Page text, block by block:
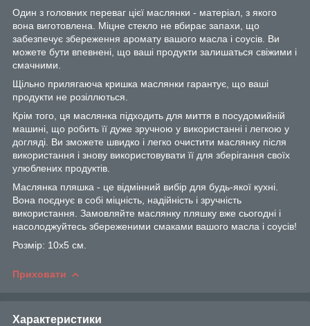
Один з головних переваг цієї маслянки - матеріал, з якого
вона виготовлена. Міцне стекло не вбирає запахи, що
забезпечує збереження аромату вашого масла і соусів. Ви
можете бути впевнені, що ваші продукти залишаться свіжими і
смачними.
Щільно прилягаюча кришка маслянки гарантує, що ваші
продукти не розіллються.
Крім того, ця маслянка підходить для миття в посудомийній
машині, що робить її дуже зручною у використанні і легкою у
догляді. Ви зможете швидко і легко очистити маслянку після
використання і знову використовувати її для зберігання своїх
улюблених продуктів.
Маслянка пляшка - це відмінний вибір для будь-якої кухні.
Вона поєднує в собі міцність, надійність і зручність
використання. Замовляйте маслянку пляшку вже сьогодні і
насолоджуйтесь збереженими смаками вашого масла і соусів!
Розмір: 10х5 см.
Приховати
Характеристики